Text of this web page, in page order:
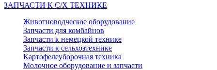
ЗАПЧАСТИ К С/Х ТЕХНИКЕ
Животноводческое оборудование
Запчасти для комбайнов
Запчасти к немецкой технике
Запчасти к сельхозтехнике
Картофелеуборочная техника
Молочное оборудование и запчасти